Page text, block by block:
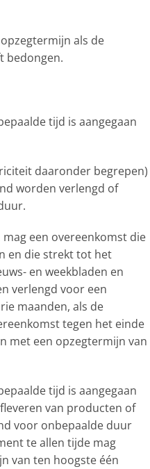
als de
bedongen.
tijd is aangegaan
daaronder begrepen)
worden verlengd of
een overeenkomst die
en die strekt tot het
en weekbladen en
verlengd voor een
maanden, als de
tegen het einde
met een opzegtermijn van
tijd is aangegaan
van producten of
voor onbepaalde duur
te allen tijde mag
van ten hoogste één